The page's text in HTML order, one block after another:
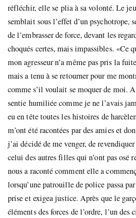
réfléchir, elle se plia à sa volonté. Le
semblait sous l’effet d’un psychotrope,
de l’embrasser de force, devant les
choqués certes, mais impassibles. «Ce
mon agresseur n’a même pas pris la
mais a tenu à se retourner pour me
comme s’il voulait se moquer de moi.
sentie humiliée comme je ne l’avais
eu en tête toutes les histoires de
m’ont été racontées par des amies et
j’ai décidé de me venger, de
celui des autres filles qui n’ont pas osé
nous a raconté comment elle a
lorsqu’une patrouille de police passa
prise et exigea justice. Après que le
éléments des forces de l’ordre, l’un des